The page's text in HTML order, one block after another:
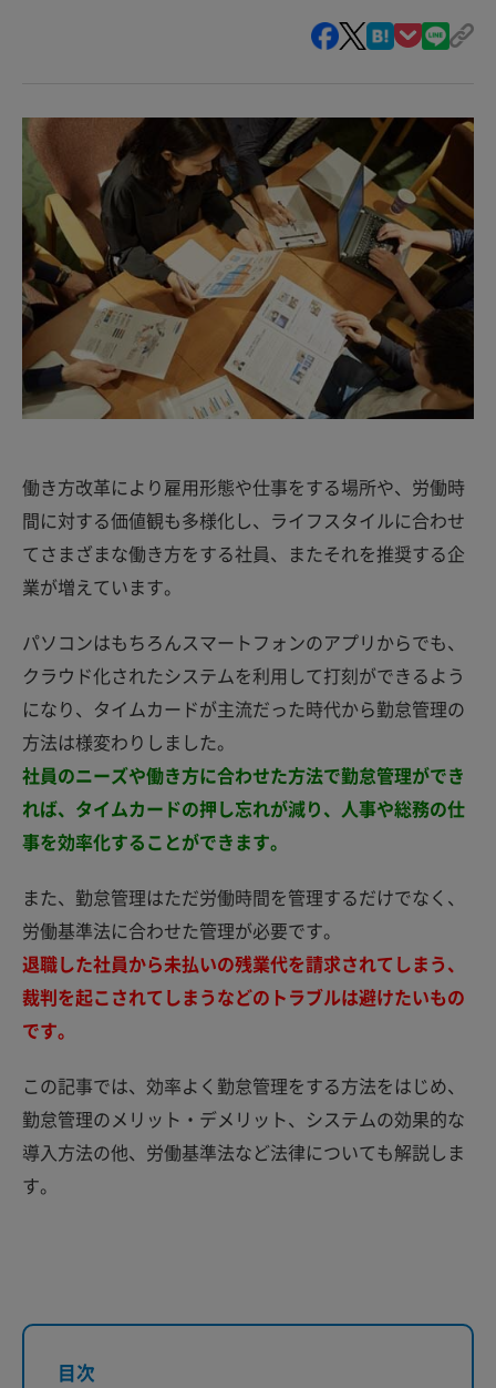
働き方改革により雇用形態や仕事をする場所や、労働時
間に対する価値観も多様化し、ライフスタイルに合わせ
てさまざまな働き方をする社員、またそれを推奨する企
業が増えています。
パソコンはもちろんスマートフォンのアプリからでも、
クラウド化されたシステムを利用して打刻ができるよう
になり、タイムカードが主流だった時代から勤怠管理の
方法は様変わりしました。
社員のニーズや働き方に合わせた方法で勤怠管理ができ
れば、タイムカードの押し忘れが減り、人事や総務の仕
事を効率化することができます。
また、勤怠管理はただ労働時間を管理するだけでなく、
労働基準法に合わせた管理が必要です。
退職した社員から未払いの残業代を請求されてしまう、
裁判を起こされてしまうなどのトラブルは避けたいもの
です。
この記事では、効率よく勤怠管理をする方法をはじめ、
勤怠管理のメリット・デメリット、システムの効果的な
導入方法の他、労働基準法など法律についても解説しま
す。
目次